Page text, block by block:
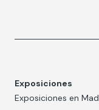
Exposiciones
Exposiciones en